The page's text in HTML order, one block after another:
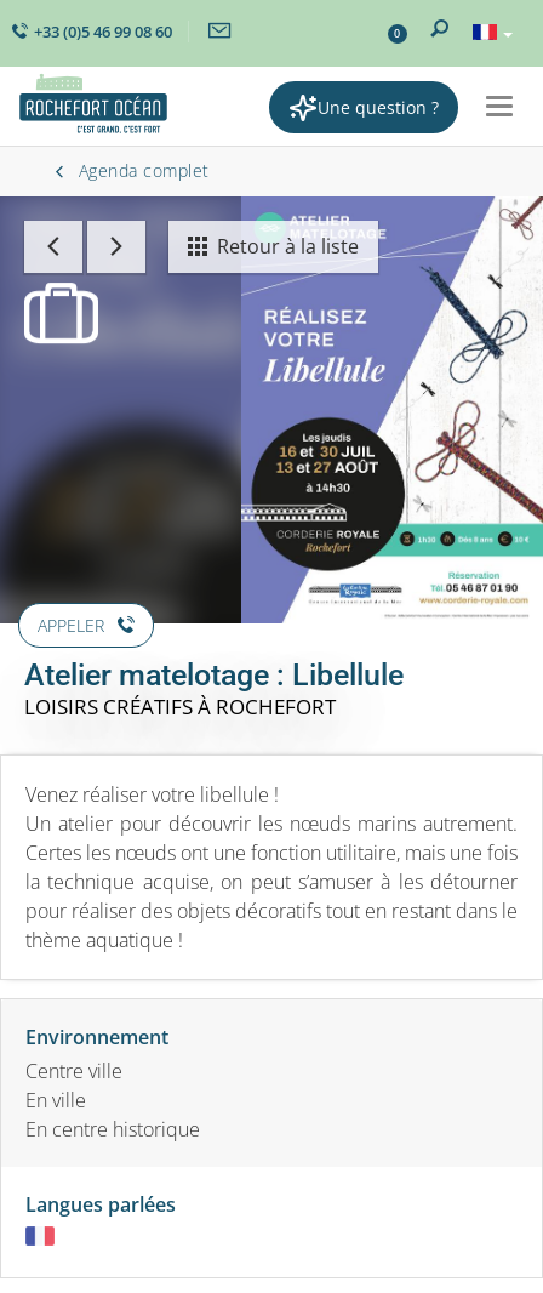
+33 (0)5 46 99 08 60 0
Une question ?
Agenda complet
Retour à la liste
APPELER
Atelier matelotage : Libellule
LOISIRS CRÉATIFSÀ ROCHEFORT
Venez réaliser votre libellule !
Un atelier pour découvrir les nœuds marins autrement.
Certes les nœuds ont une fonction utilitaire, mais une fois
la technique acquise, on peut s’amuser à les détourner
pour réaliser des objets décoratifs tout en restant dans le
thème aquatique !
Environnement
Centre ville
En ville
En centre historique
Langues parlées